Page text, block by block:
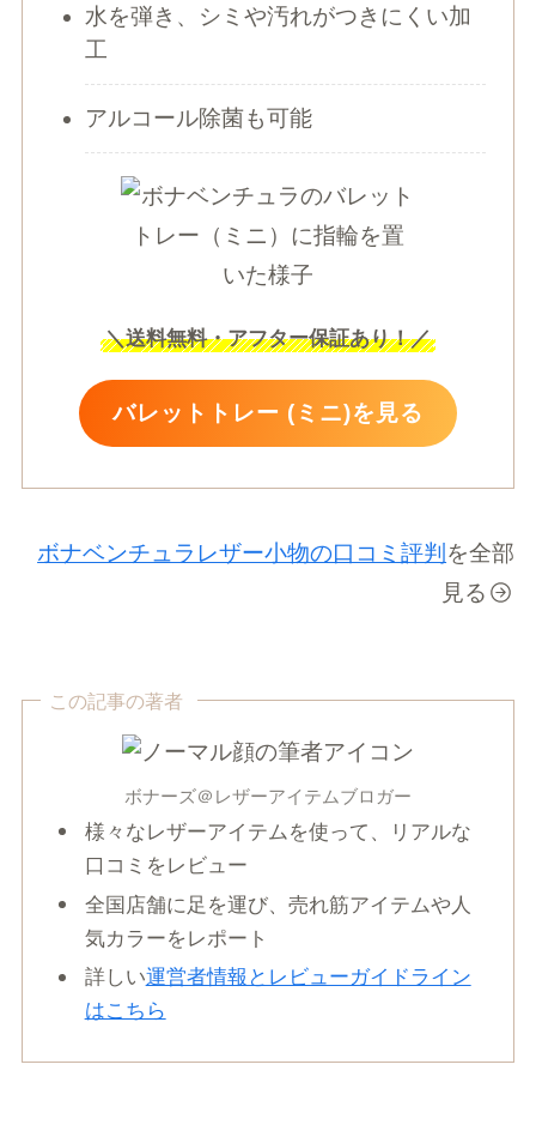
水を弾き、シミや汚れがつきにくい加
工
アルコール除菌も可能
＼送料無料・アフター保証あり！／
バレットトレー (ミニ)を見る
ボナベンチュラレザー小物の口コミ評判 を全部
見る
この記事の著者
ボナーズ＠レザーアイテムブロガー
様々なレザーアイテムを使って、リアルな
口コミをレビュー
全国店舗に足を運び、売れ筋アイテムや人
気カラーをレポート
詳しい運営者情報とレビューガイドライン
はこちら